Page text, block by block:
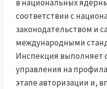
в национальных
соответствии с
законодательством и
международными
Инспекция выполняет
управления на
этапе авторизации и,